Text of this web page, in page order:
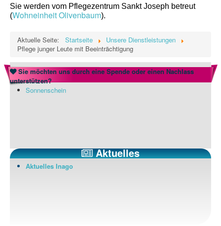
Datenschutz
Sie werden vom Pflegezentrum Sankt Joseph betreut
(Wohneinheit Olivenbaum).
Aktuelle Seite: Startseite
Unsere Dienstleistungen
Pflege junger Leute mit Beeinträchtigung
Sie möchten uns durch eine Spende oder einen Nachlass
unterstützen?
Sonnenschein
Aktuelles
Aktuelles Inago